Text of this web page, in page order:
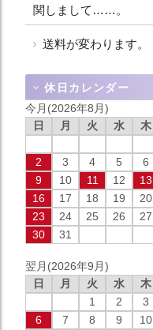
関しまして……。
送料が変わります。
休日カレンダー
今月(2026年8月)
日
月 火 水 木
2
3 4 5 6
9
10 11 12 13
16
17 18 19 20
23
24 25 26 27
30
31
翌月(2026年9月)
日
月 火 水 木
1
2 3
6
7 8 9 10